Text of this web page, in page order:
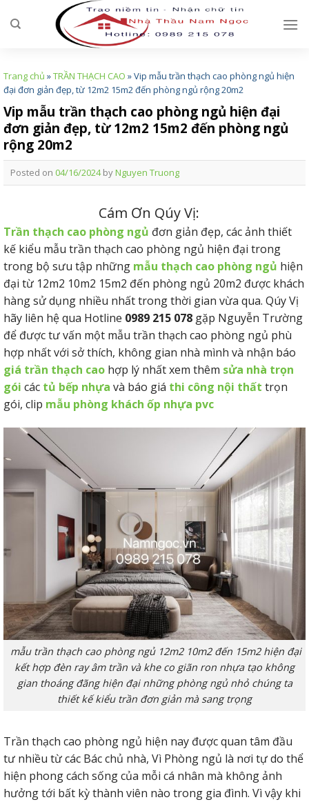
Trang chủ »TRẦN THẠCH CAO »Vip mẫu trần thạch cao phòng ngủ hiện
đại đơn giản đẹp, từ 12m2 15m2 đến phòng ngủ rộng 20m2
Vip mẫu trần thạch cao phòng ngủ hiện đại
đơn giản đẹp, từ 12m2 15m2 đến phòng ngủ
rộng 20m2
Posted on 04/16/2024byNguyen Truong
Cám Ơn Qúy Vị:
Trần thạch cao phòng ngủ đơn giản đẹp, các ảnh thiết
kế kiểu mẫu trần thạch cao phòng ngủ hiện đại trong
trong bộ sưu tập những mẫu thạch cao phòng ngủ hiện
đại từ 12m2 10m2 15m2 đến phòng ngủ 20m2 được khách
hàng sử dụng nhiều nhất trong thời gian vừa qua. Qúy Vị
hãy liên hệ qua Hotline 0989 215 078 gặp Nguyễn Trường
để được tư vấn một mẫu trần thạch cao phòng ngủ phù
hợp nhất với sở thích, không gian nhà mình và nhận báo
giá trần thạch cao hợp lý nhất xem thêm sửa nhà trọn
gói các tủ bếp nhựa và báo giá thi công nội thất trọn
gói, clip mẫu phòng khách ốp nhựa pvc
mẫu trần thạch cao phòng ngủ 12m2 10m2 đến 15m2 hiện đại
kết hợp đèn ray âm trần và khe co giãn ron nhựa tạo không
gian thoáng đãng hiện đại những phòng ngủ nhỏ chúng ta
thiết kế kiểu trần đơn giản mà sang trọng
Trần thạch cao phòng ngủ hiện nay được quan tâm đầu
tư nhiều từ các Bác chủ nhà, Vì Phòng ngủ là nơi tự do thể
hiện phong cách sống của mỗi cá nhân mà không ảnh
hưởng tới bất kỳ thành viên nào trong gia đình. Vì vậy khi